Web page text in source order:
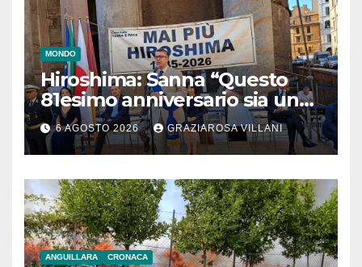
MONDO
Hiroshima: Sanna “Questo
81esimo anniversario sia un
monito per tutti”
6 AGOSTO 2026 GRAZIAROSA VILLANI
ANGUILLARA CRONACA